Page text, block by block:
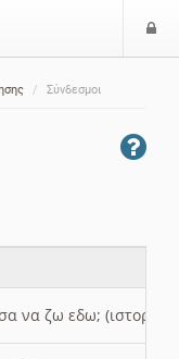
Σύνδεσμοι
να ζω εδω; (ιστορια)